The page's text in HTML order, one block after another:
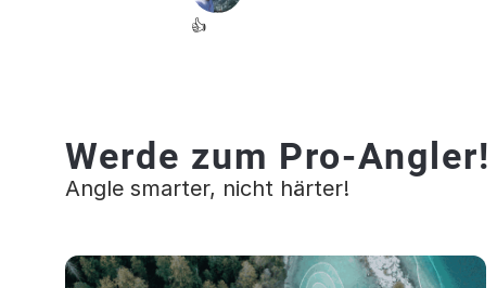
👍
Werde zum Pro-Angler!
Angle smarter, nicht härter!